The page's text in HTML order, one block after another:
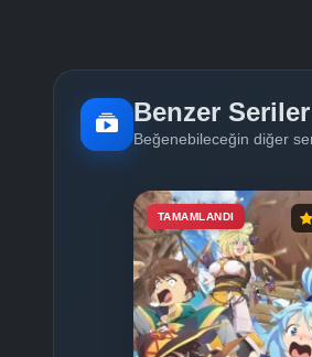
Benzer Seriler
Beğenebileceğin diğer
TAMAMLANDI